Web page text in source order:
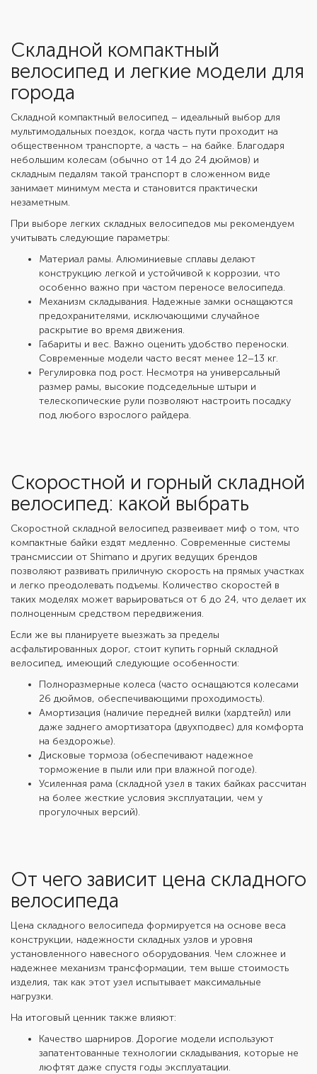
Складной компактный
велосипед и легкие модели для
города
Складной компактный велосипед – идеальный выбор для
мультимодальных поездок, когда часть пути проходит на
общественном транспорте, а часть – на байке. Благодаря
небольшим колесам (обычно от 14 до 24 дюймов) и
складным педалям такой транспорт в сложенном виде
занимает минимум места и становится практически
незаметным.
При выборе легких складных велосипедов мы рекомендуем
учитывать следующие параметры:
Материал рамы. Алюминиевые сплавы делают
конструкцию легкой и устойчивой к коррозии, что
особенно важно при частом переносе велосипеда.
Механизм складывания. Надежные замки оснащаются
предохранителями, исключающими случайное
раскрытие во время движения.
Габариты и вес. Важно оценить удобство переноски.
Современные модели часто весят менее 12–13 кг.
Регулировка под рост. Несмотря на универсальный
размер рамы, высокие подседельные штыри и
телескопические рули позволяют настроить посадку
под любого взрослого райдера.
Скоростной и горный складной
велосипед: какой выбрать
Скоростной складной велосипед развеивает миф о том, что
компактные байки ездят медленно. Современные системы
трансмиссии от Shimano и других ведущих брендов
позволяют развивать приличную скорость на прямых участках
и легко преодолевать подъемы. Количество скоростей в
таких моделях может варьироваться от 6 до 24, что делает их
полноценным средством передвижения.
Если же вы планируете выезжать за пределы
асфальтированных дорог, стоит купить горный складной
велосипед, имеющий следующие особенности:
Полноразмерные колеса (часто оснащаются колесами
26 дюймов, обеспечивающими проходимость).
Амортизация (наличие передней вилки (хардтейл) или
даже заднего амортизатора (двухподвес) для комфорта
на бездорожье).
Дисковые тормоза (обеспечивают надежное
торможение в пыли или при влажной погоде).
Усиленная рама (складной узел в таких байках рассчитан
на более жесткие условия эксплуатации, чем у
прогулочных версий).
От чего зависит цена складного
велосипеда
Цена складного велосипеда формируется на основе веса
конструкции, надежности складных узлов и уровня
установленного навесного оборудования. Чем сложнее и
надежнее механизм трансформации, тем выше стоимость
изделия, так как этот узел испытывает максимальные
нагрузки.
На итоговый ценник также влияют:
Качество шарниров. Дорогие модели используют
запатентованные технологии складывания, которые не
люфтят даже спустя годы эксплуатации.